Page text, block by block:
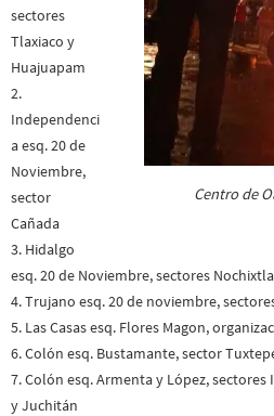
Centro de
sectores
Tlaxiaco y
Huajuapam
2.
Independenci
a esq. 20 de
Noviembre,
sector
Cañada
3. Hidalgo
esq. 20 de Noviembre, sectores
4. Trujano esq. 20 de noviembre,
5. Las Casas esq. Flores Magon,
6. Colón esq. Bustamante, sector
7. Colón esq. Armenta y López,
y Juchitán